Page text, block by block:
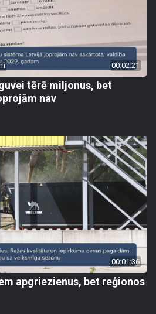
00:02:21
tērē miljonus, bet
nav
00:01:36
apgriezienus, bet reģionos